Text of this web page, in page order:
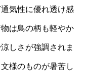
気性に優れ透け感
は鳥の柄も軽やか
しさが強調されま
様のものが暑苦し